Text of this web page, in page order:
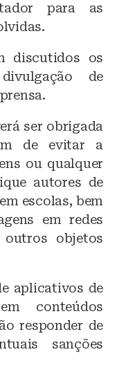
para as
discutidos os
de
ser obrigada
de evitar a
ou qualquer
autores de
escolas, bem
em redes
objetos
aplicativos de
conteúdos
responder de
sanções